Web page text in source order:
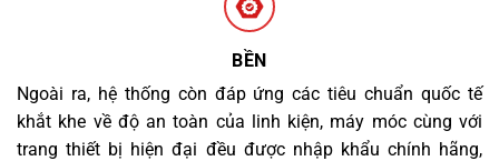
BỀN
Ngoài ra, hệ thống còn đáp ứng các tiêu chuẩn quốc tế
khắt khe về độ an toàn của linh kiện, máy móc cùng với
trang thiết bị hiện đại đều được nhập khẩu chính hãng,